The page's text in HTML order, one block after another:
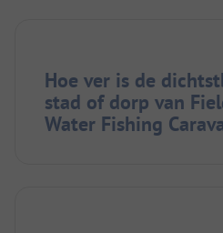
Hoe ver is de
stad of dorp van
Water Fishing